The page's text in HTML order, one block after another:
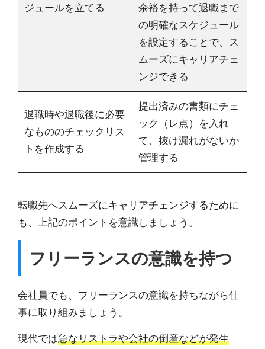
ジュールを立てる
余裕を持って退職まで
の明確なスケジュール
を設定することで、ス
ムーズにキャリアチェ
ンジできる
退職時や退職後に必要
なもののチェックリス
トを作成する
提出済みの書類にチェ
ック（レ点）を入れ
て、抜け漏れがないか
管理する
転職先へスムーズにキャリアチェンジするために
も、上記のポイントを意識しましょう。
フリーランスの意識を持つ
会社員でも、フリーランスの意識を持ちながら仕
事に取り組みましょう。
現代では急なリストラや会社の倒産などが発生